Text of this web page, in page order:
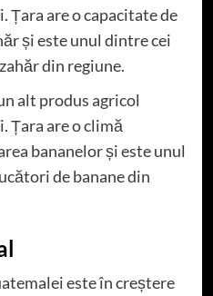
are o capacitate de
și este unul dintre cei
din regiune.
alt produs agricol
Țara are o climă
bananelor și este unul
de banane din
este în creștere